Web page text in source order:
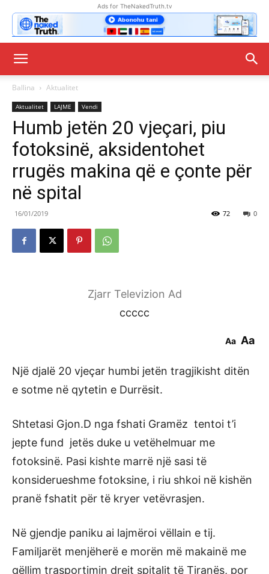
Ads for TheNakedTruth.tv
Ballina Aktualitet
Aktualitet LAJME Vendi
Humb jetën 20 vjeçari, piu
fotoksinë, aksidentohet
rrugës makina që e çonte për
në spital
16/01/2019 0
72
Zjarr Televizion Ad
ccccc
Aa Aa
Një djalë 20 vjeçar humbi jetën tragjikisht ditën
e sotme në qytetin e Durrësit.
Shtetasi Gjon.D nga fshati Gramëz tentoi t’i
jepte fund jetës duke u vetëhelmuar me
fotoksinë. Pasi kishte marrë një sasi të
konsiderueshme fotoksine, i riu shkoi në kishën
pranë fshatit për të kryer vetëvrasjen.
Në gjendje paniku ai lajmëroi vëllain e tij.
Familjarët menjëherë e morën më makainë me
qëllim trasportimin drejt spitalit të Tiranës, por